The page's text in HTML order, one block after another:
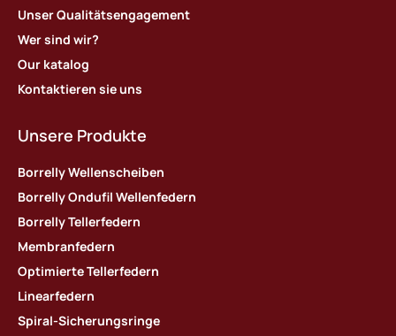
Unser Qualitätsengagement
Wer sind wir?
Our katalog
Kontaktieren sie uns
Unsere Produkte
Borrelly Wellenscheiben
Borrelly Ondufil Wellenfedern
Borrelly Tellerfedern
Membranfedern
Optimierte Tellerfedern
Linearfedern
Spiral-Sicherungsringe